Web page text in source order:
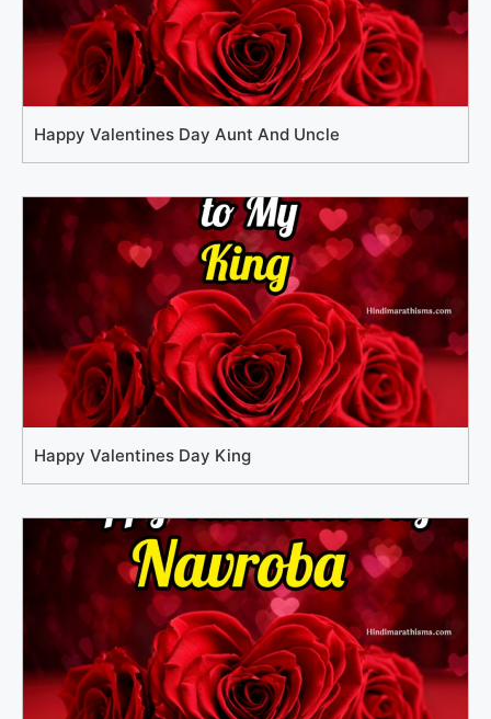
Happy Valentines Day Aunt And Uncle
Happy Valentines Day King